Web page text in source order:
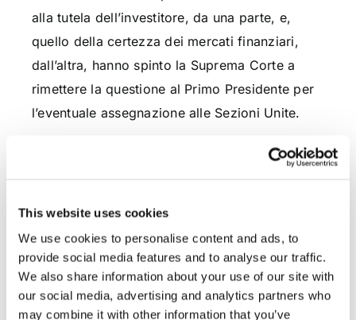
This website uses cookies
We use cookies to personalise content and ads, to
provide social media features and to analyse our traffic.
We also share information about your use of our site with
our social media, advertising and analytics partners who
may combine it with other information that you’ve
alla tutela dell’investitore, da una parte, e,
quello della certezza dei mercati finanziari,
dall’altra, hanno spinto la Suprema Corte a
rimettere la questione al Primo Presidente per
l’eventuale assegnazione alle Sezioni Unite.
quanto dovuto dall’istituto di credito al cliente
e quanto quest’ultimo era tenuto a
corrispondere all’intermediario, revocando la